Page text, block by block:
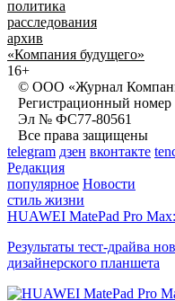
политика
расследования
архив
«Компания будущего»
16+
© ООО «Журнал
Регистрационный номер
Эл № ФС77-80561
Все права защищены
telegram дзен вконтакте
Редакция
популярное Новости
стиль жизни
HUAWEI MatePad Pro
Результаты тест-драйва
дизайнерского планшета